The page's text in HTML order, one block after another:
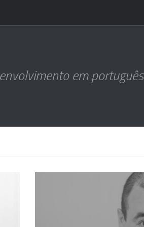
em português